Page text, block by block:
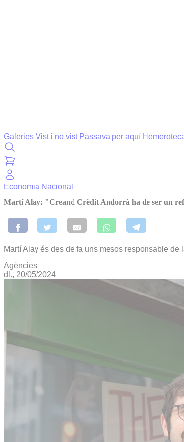
Galeries Vist i no vist Passava per aquí
Economia Nacional
Martí Alay: "Creand Crèdit Andorrà ha de ser un
Martí Alay és des de fa uns mesos responsable
Agències
dl., 20/05/2024